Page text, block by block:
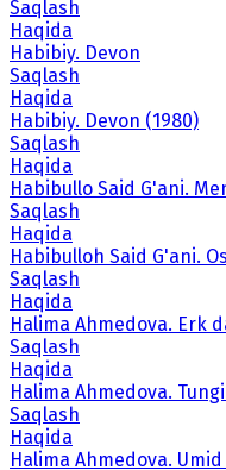
Saqlash
Haqida
Habibiy. Devon
Saqlash
Haqida
Habibiy. Devon (1980)
Saqlash
Haqida
Habibullo Said G'ani.
Saqlash
Haqida
Habibulloh Said G'ani.
Saqlash
Haqida
Halima Ahmedova. Erk
Saqlash
Haqida
Halima Ahmedova.
Saqlash
Haqida
Halima Ahmedova.